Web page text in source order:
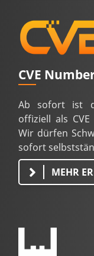
CVE
Ab sofort ist
offiziell als
Wir dürfen
sofort
MEHR